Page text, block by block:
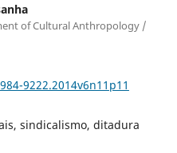
of Cultural Anthropology /
9222.2014v6n11p11
sindicalismo, ditadura